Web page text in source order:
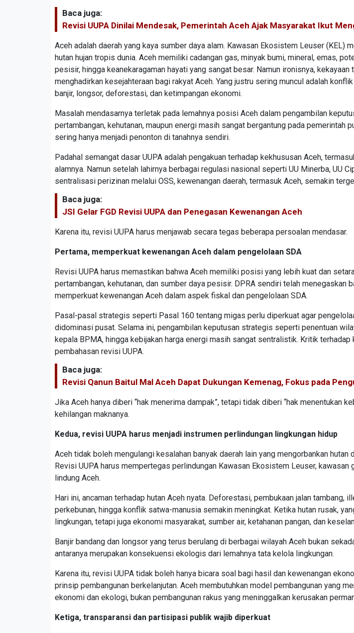
Baca juga:
Revisi UUPA Dinilai Mendesak, Pemerintah Aceh Ajak Masyarakat Ikut
Aceh adalah daerah yang kaya sumber daya alam. Kawasan Ekosistem Leuser (KEL)
hutan hujan tropis dunia. Aceh memiliki cadangan gas, minyak bumi, mineral, emas,
pesisir, hingga keanekaragaman hayati yang sangat besar. Namun ironisnya,
menghadirkan kesejahteraan bagi rakyat Aceh. Yang justru sering muncul adalah
banjir, longsor, deforestasi, dan ketimpangan ekonomi.
Masalah mendasarnya terletak pada lemahnya posisi Aceh dalam pengambilan
pertambangan, kehutanan, maupun energi masih sangat bergantung pada pemerintah
sering hanya menjadi penonton di tanahnya sendiri.
Padahal semangat dasar UUPA adalah pengakuan terhadap kekhususan Aceh,
alamnya. Namun setelah lahirnya berbagai regulasi nasional seperti UU Minerba, UU
sentralisasi perizinan melalui OSS, kewenangan daerah, termasuk Aceh, semakin
Baca juga:
JSI Gelar FGD Revisi UUPA dan Penegasan Kewenangan Aceh
Karena itu, revisi UUPA harus menjawab secara tegas beberapa persoalan mendasar.
Pertama, memperkuat kewenangan Aceh dalam pengelolaan SDA
Revisi UUPA harus memastikan bahwa Aceh memiliki posisi yang lebih kuat dan
pertambangan, kehutanan, dan sumber daya pesisir. DPRA sendiri telah menegaskan
memperkuat kewenangan Aceh dalam aspek fiskal dan pengelolaan SDA.
Pasal-pasal strategis seperti Pasal 160 tentang migas perlu diperkuat agar
didominasi pusat. Selama ini, pengambilan keputusan strategis seperti penentuan
kepala BPMA, hingga kebijakan harga energi masih sangat sentralistik. Kritik
pembahasan revisi UUPA.
Baca juga:
Revisi Qanun Baitul Mal Aceh Dapat Dukungan Kemenag, Fokus pada
Jika Aceh hanya diberi “hak menerima dampak”, tetapi tidak diberi “hak menentukan
kehilangan maknanya.
Kedua, revisi UUPA harus menjadi instrumen perlindungan lingkungan hidup
Aceh tidak boleh mengulangi kesalahan banyak daerah lain yang mengorbankan hutan
Revisi UUPA harus mempertegas perlindungan Kawasan Ekosistem Leuser, kawasan
lindung Aceh.
Hari ini, ancaman terhadap hutan Aceh nyata. Deforestasi, pembukaan jalan tambang,
perkebunan, hingga konflik satwa-manusia semakin meningkat. Ketika hutan rusak,
lingkungan, tetapi juga ekonomi masyarakat, sumber air, ketahanan pangan, dan
Banjir bandang dan longsor yang terus berulang di berbagai wilayah Aceh bukan
antaranya merupakan konsekuensi ekologis dari lemahnya tata kelola lingkungan.
Karena itu, revisi UUPA tidak boleh hanya bicara soal bagi hasil dan kewenangan
prinsip pembangunan berkelanjutan. Aceh membutuhkan model pembangunan yang
ekonomi dan ekologi, bukan pembangunan rakus yang meninggalkan kerusakan
Ketiga, transparansi dan partisipasi publik wajib diperkuat